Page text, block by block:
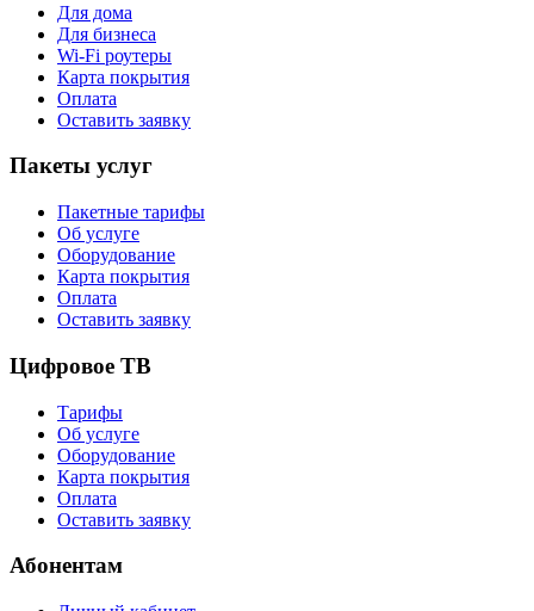
Для дома
Для бизнеса
Wi-Fi роутеры
Карта покрытия
Оплата
Оставить заявку
Пакеты услуг
Пакетные тарифы
Об услуге
Оборудование
Карта покрытия
Оплата
Оставить заявку
Цифровое ТВ
Тарифы
Об услуге
Оборудование
Карта покрытия
Оплата
Оставить заявку
Абонентам